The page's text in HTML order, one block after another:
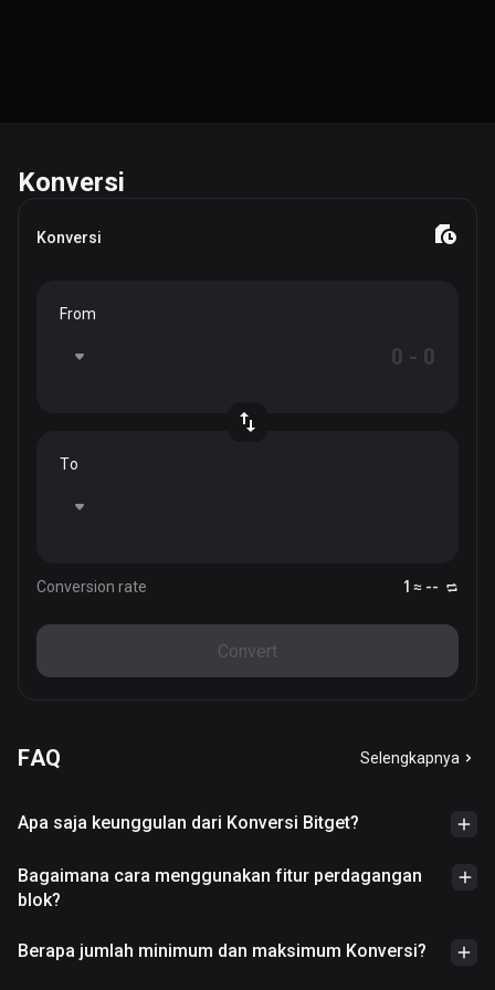
Konversi
Konversi
From
To
Conversion rate 1 ≈ --
Convert
FAQ Selengkapnya
Apa saja keunggulan dari Konversi Bitget?
Bagaimana cara menggunakan fitur perdagangan
blok?
Berapa jumlah minimum dan maksimum Konversi?